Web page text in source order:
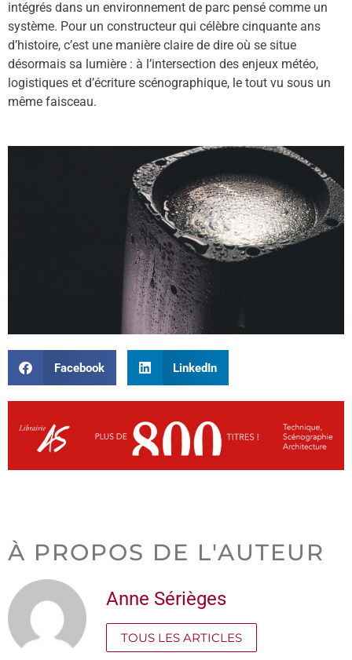
intégrés dans un environnement de parc pensé comme un
système. Pour un constructeur qui célèbre cinquante ans
d’histoire, c’est une manière claire de dire où se situe
désormais sa lumière : à l’intersection des enjeux météo,
logistiques et d’écriture scénographique, le tout vu sous un
même faisceau.
Facebook LinkedIn
À PROPOS DE L'AUTEUR
Anne Sérièges
TOUS LES ARTICLES